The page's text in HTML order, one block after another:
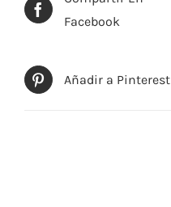
Facebook
Añadir a Pinterest